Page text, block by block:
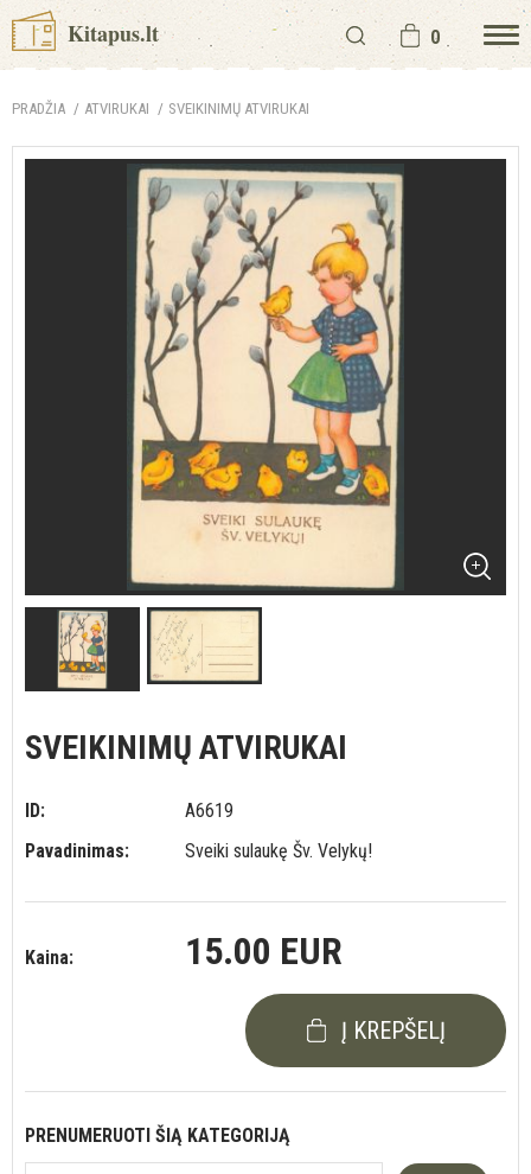
Kitapus.lt 0
PRADŽIA ATVIRUKAI SVEIKINIMŲ ATVIRUKAI
SVEIKINIMŲ ATVIRUKAI
ID:
A6619
Pavadinimas:
Sveiki sulaukę Šv. Velykų!
Kaina: 15.00 EUR
Į KREPŠELĮ
PRENUMERUOTI ŠIĄ KATEGORIJĄ